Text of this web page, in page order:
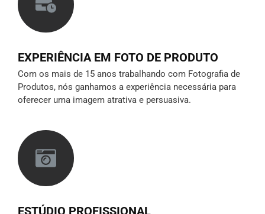
EXPERIÊNCIA EM FOTO DE PRODUTO
Com os mais de 15 anos trabalhando com Fotografia de
Produtos, nós ganhamos a experiência necessária para
oferecer uma imagem atrativa e persuasiva.
ESTÚDIO PROFISSIONAL